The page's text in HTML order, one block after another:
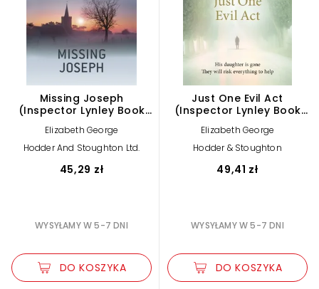
Missing Joseph
(Inspector Lynley Book
Elizabeth George
Hodder And Stoughton Ltd.
45,29 zł
WYSYŁAMY W 5-7 DNI
DO KOSZYKA
Just One Evil Act
(Inspector Lynley Book
Elizabeth George
Hodder & Stoughton
49,41 zł
WYSYŁAMY W 5-7 DNI
DO KOSZYKA